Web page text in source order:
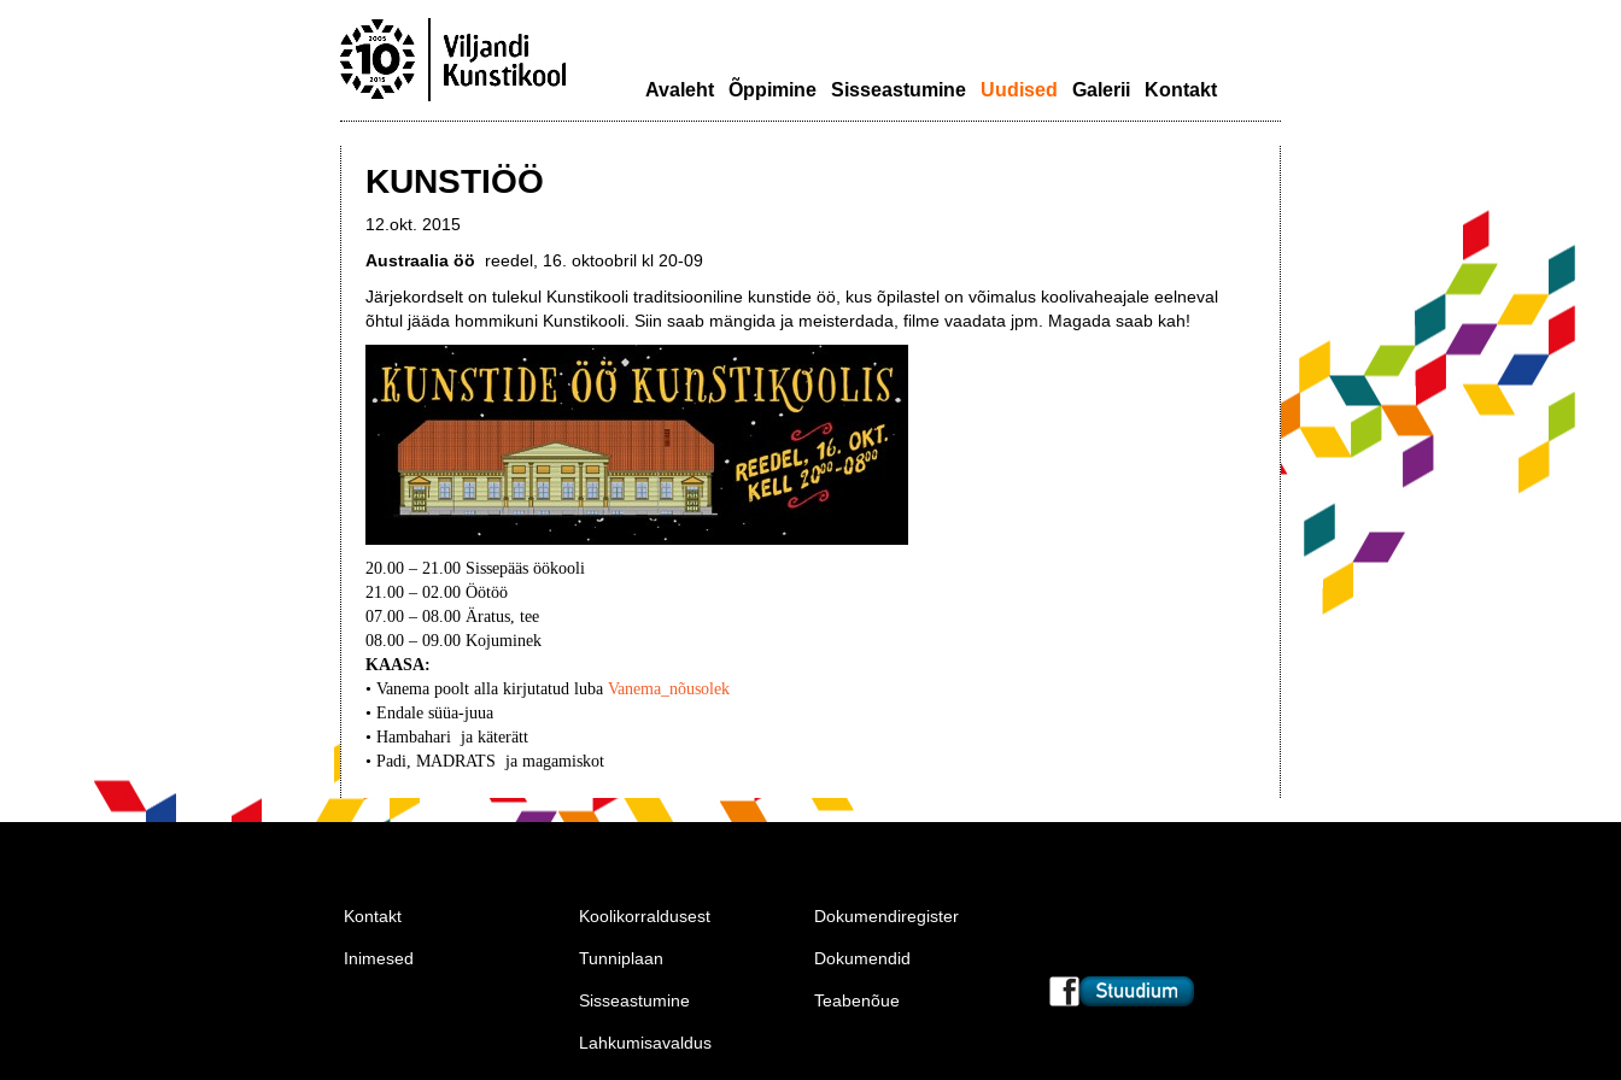
Avaleht Õppimine Sisseastumine Uudised Galerii Kontakt
KUNSTIÖÖ
12.okt. 2015
Austraalia öö reedel, 16. oktoobril kl 20-09
Järjekordselt on tulekul Kunstikooli traditsiooniline kunstide öö, kus õpilastel on võimalus koolivaheajale eelneval
õhtul jääda hommikuni Kunstikooli. Siin saab mängida ja meisterdada, filme vaadata jpm. Magada saab kah!
20.00 – 21.00 Sissepääs öökooli
21.00 – 02.00 Öötöö
07.00 – 08.00 Äratus, tee
08.00 – 09.00 Kojuminek
KAASA:
• Vanema poolt alla kirjutatud luba Vanema_nõusolek
• Endale süüa-juua
• Hambahari ja käterätt
• Padi, MADRATS ja magamiskot
Kontakt
Inimesed
Koolikorraldusest
Tunniplaan
Sisseastumine
Lahkumisavaldus
Dokumendiregister
Dokumendid
Teabenõue